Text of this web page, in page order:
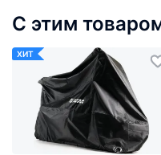
С этим
ХИТ